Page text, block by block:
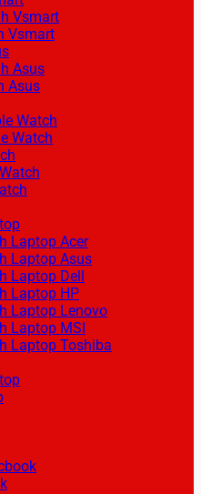
Vsmart
Vsmart
Asus
Asus
Watch
Watch
Laptop Acer
Laptop Asus
Laptop Dell
Laptop HP
Laptop Lenovo
Laptop MSI
Laptop Toshiba